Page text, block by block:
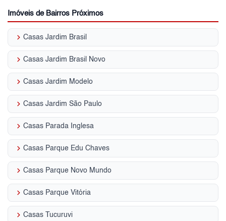
Imóveis de Bairros Próximos
keyboard_arrow_right Casas Jardim Brasil
keyboard_arrow_right Casas Jardim Brasil Novo
keyboard_arrow_right Casas Jardim Modelo
keyboard_arrow_right Casas Jardim São Paulo
keyboard_arrow_right Casas Parada Inglesa
keyboard_arrow_right Casas Parque Edu Chaves
keyboard_arrow_right Casas Parque Novo Mundo
keyboard_arrow_right Casas Parque Vitória
keyboard_arrow_right Casas Tucuruvi